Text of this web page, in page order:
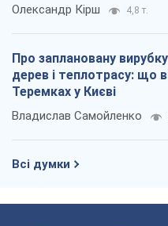
Олександр Кірш 4,8 т.
Про заплановану
дерев і теплотрасу: що
Теремках у Києві
Владислав Самойленко
Всі думки